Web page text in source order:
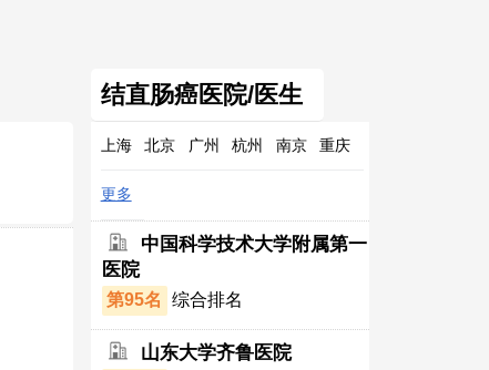
结直肠癌医院/医生
上海 北京 广州 杭州 南京 重庆
更多
中国科学技术大学附属第一
医院
第95名 综合排名
山东大学齐鲁医院